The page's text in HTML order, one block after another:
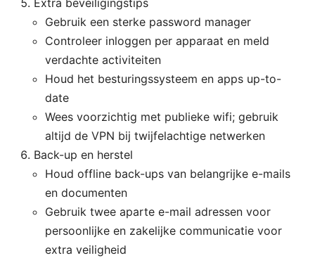
Gebruik een sterke password manager
Controleer inloggen per apparaat en meld
verdachte activiteiten
Houd het besturingssysteem en apps up-to-
date
Wees voorzichtig met publieke wifi; gebruik
altijd de VPN bij twijfelachtige netwerken
Back-up en herstel
Houd offline back-ups van belangrijke e-mails
en documenten
Gebruik twee aparte e-mail adressen voor
persoonlijke en zakelijke communicatie voor
extra veiligheid